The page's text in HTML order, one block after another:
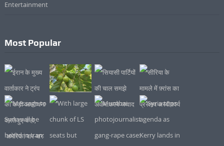
Entertainment
Most Popular